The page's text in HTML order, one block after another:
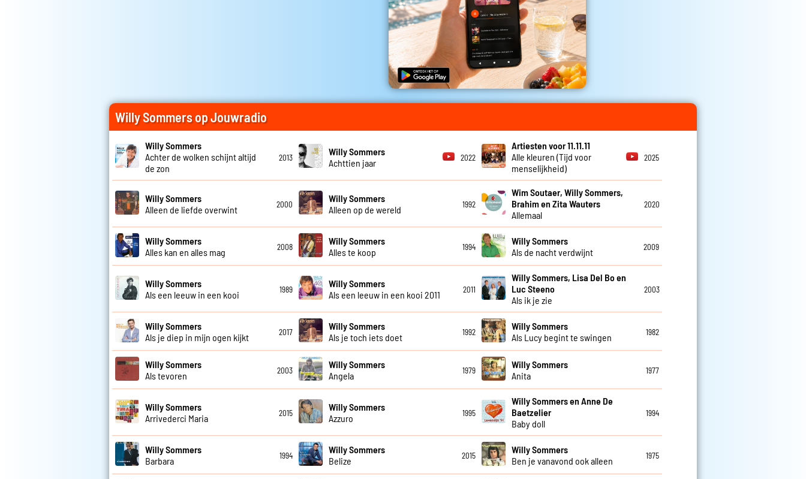
Willy Sommers op Jouwradio
Willy Sommers
Achter de wolken schijnt altijd
de zon
2013
Willy Sommers
Achttien jaar
2022
Artiesten voor 11.11.11
Alle kleuren (Tijd voor
menselijkheid)
2025
Willy Sommers
Alleen de liefde overwint
2000
Willy Sommers
Alleen op de wereld
1992
Wim Soutaer, Willy Sommers,
Brahim en Zita Wauters
Allemaal
2020
Willy Sommers
Alles kan en alles mag
2008
Willy Sommers
Alles te koop
1994
Willy Sommers
Als de nacht verdwijnt
2009
Willy Sommers
Als een leeuw in een kooi
1989
Willy Sommers
Als een leeuw in een kooi 2011
2011
Willy Sommers, Lisa Del Bo en
Luc Steeno
Als ik je zie
2003
Willy Sommers
Als je diep in mijn ogen kijkt
2017
Willy Sommers
Als je toch iets doet
1992
Willy Sommers
Als Lucy begint te swingen
1982
Willy Sommers
Als tevoren
2003
Willy Sommers
Angela
1979
Willy Sommers
Anita
1977
Willy Sommers
Arrivederci Maria
2015
Willy Sommers
Azzuro
1995
Willy Sommers en Anne De
Baetzelier
Baby doll
1994
Willy Sommers
Barbara
1994
Willy Sommers
Belize
2015
Willy Sommers
Ben je vanavond ook alleen
1975